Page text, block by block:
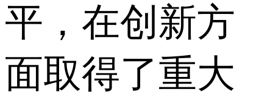
平，在创新方
面取得了重大